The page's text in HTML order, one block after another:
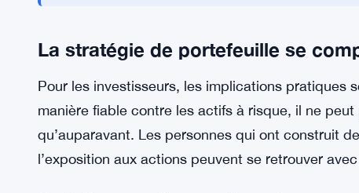
interconnexion signifie que la volatilité se
la fois. L’or n’est pas à l’abri de cela. Aucun actif
VOIR AUSSI:
Les baleines du bitcoin achètent la
éteints